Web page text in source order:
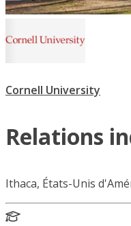
Cornell University
Relations
Ithaca, États-Unis